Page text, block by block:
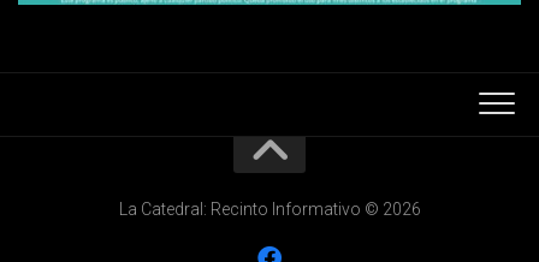
La Catedral: Recinto Informativo © 2026